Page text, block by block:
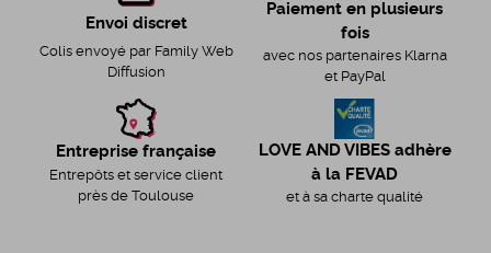
Envoi discret
Colis envoyé par Family Web
Diffusion
Paiement en plusieurs
fois
avec nos partenaires Klarna
et PayPal
Entreprise française
Entrepôts et service client
près de Toulouse
LOVE AND VIBES adhère
à la FEVAD
et à sa charte qualité